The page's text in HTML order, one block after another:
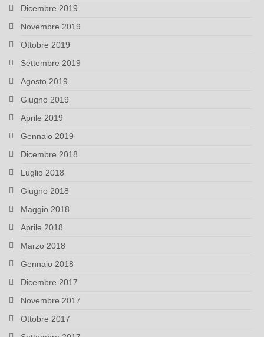
Dicembre 2019
Novembre 2019
Ottobre 2019
Settembre 2019
Agosto 2019
Giugno 2019
Aprile 2019
Gennaio 2019
Dicembre 2018
Luglio 2018
Giugno 2018
Maggio 2018
Aprile 2018
Marzo 2018
Gennaio 2018
Dicembre 2017
Novembre 2017
Ottobre 2017